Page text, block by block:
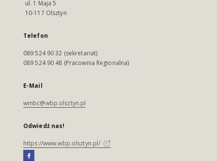
ul. 1 Maja 5
10-117 Olsztyn
Telefon
089 524 90 32 (sekretariat)
089 524 90 48 (Pracownia Regionalna)
E-Mail
wmbc@wbp.olsztyn.pl
Odwiedź nas!
https://www.wbp.olsztyn.pl/